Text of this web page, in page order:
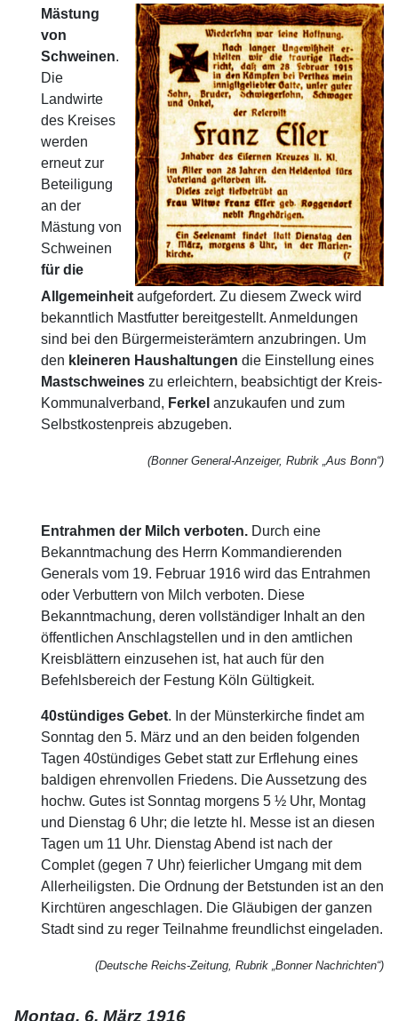
Mästung
von
Schweinen.
Die
Landwirte
des Kreises
werden
erneut zur
Beteiligung
an der
Mästung von
Schweinen
für die
Allgemeinheit aufgefordert. Zu diesem Zweck wird
bekanntlich Mastfutter bereitgestellt. Anmeldungen
sind bei den Bürgermeisterämtern anzubringen. Um
den kleineren Haushaltungen die Einstellung eines
Mastschweines zu erleichtern, beabsichtigt der Kreis-
Kommunalverband, Ferkel anzukaufen und zum
Selbstkostenpreis abzugeben.
(Bonner General-Anzeiger, Rubrik „Aus Bonn“)
Entrahmen der Milch verboten. Durch eine
Bekanntmachung des Herrn Kommandierenden
Generals vom 19. Februar 1916 wird das Entrahmen
oder Verbuttern von Milch verboten. Diese
Bekanntmachung, deren vollständiger Inhalt an den
öffentlichen Anschlagstellen und in den amtlichen
Kreisblättern einzusehen ist, hat auch für den
Befehlsbereich der Festung Köln Gültigkeit.
40stündiges Gebet. In der Münsterkirche findet am
Sonntag den 5. März und an den beiden folgenden
Tagen 40stündiges Gebet statt zur Erflehung eines
baldigen ehrenvollen Friedens. Die Aussetzung des
hochw. Gutes ist Sonntag morgens 5 ½ Uhr, Montag
und Dienstag 6 Uhr; die letzte hl. Messe ist an diesen
Tagen um 11 Uhr. Dienstag Abend ist nach der
Complet (gegen 7 Uhr) feierlicher Umgang mit dem
Allerheiligsten. Die Ordnung der Betstunden ist an den
Kirchtüren angeschlagen. Die Gläubigen der ganzen
Stadt sind zu reger Teilnahme freundlichst eingeladen.
(Deutsche Reichs-Zeitung, Rubrik „Bonner Nachrichten“)
Montag, 6. März 1916